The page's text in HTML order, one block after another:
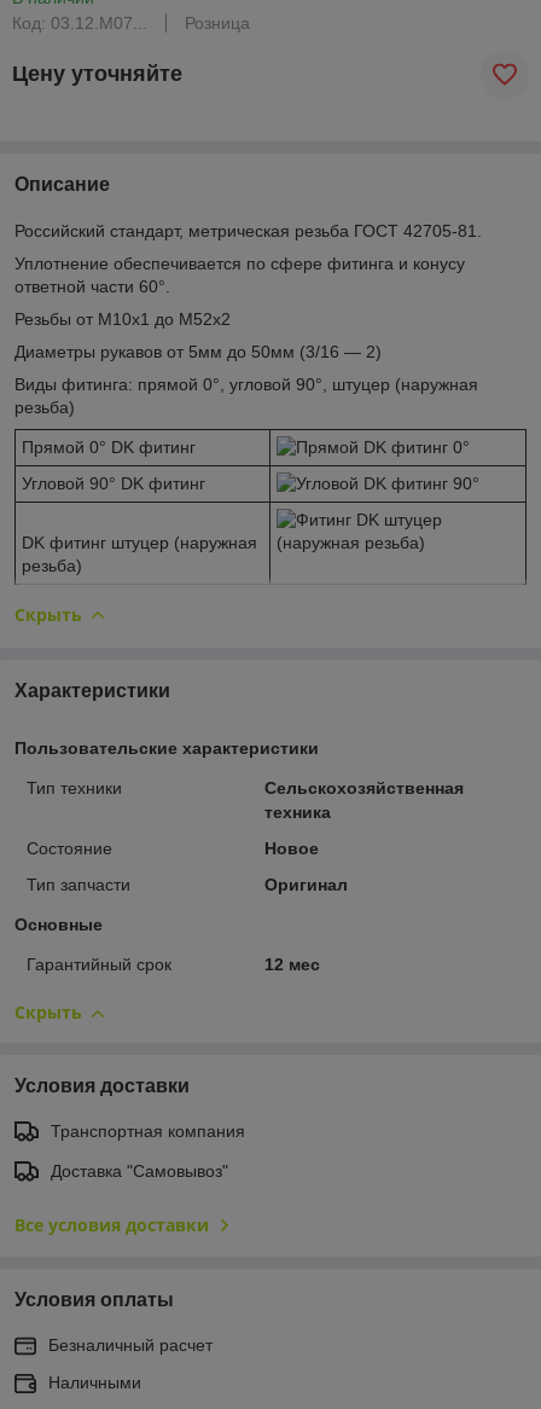
Код: 03.12.М07...
Розница
Цену уточняйте
Описание
Российский стандарт, метрическая резьба ГОСТ 42705-81.
Уплотнение обеспечивается по сфере фитинга и конусу
ответной части 60°.
Резьбы от М10х1 до М52х2
Диаметры рукавов от 5мм до 50мм (3/16 — 2)
Виды фитинга: прямой 0°, угловой 90°, штуцер (наружная
резьба)
Прямой 0° DK фитинг
Угловой 90° DK фитинг
DK фитинг штуцер (наружная
резьба)
Скрыть
Характеристики
Пользовательские характеристики
Тип техники
Сельскохозяйственная
техника
Состояние
Новое
Тип запчасти
Оригинал
Основные
Гарантийный срок 12 мес
Скрыть
Условия доставки
Транспортная компания
Доставка "Самовывоз"
Все условия доставки
Условия оплаты
Безналичный расчет
Наличными